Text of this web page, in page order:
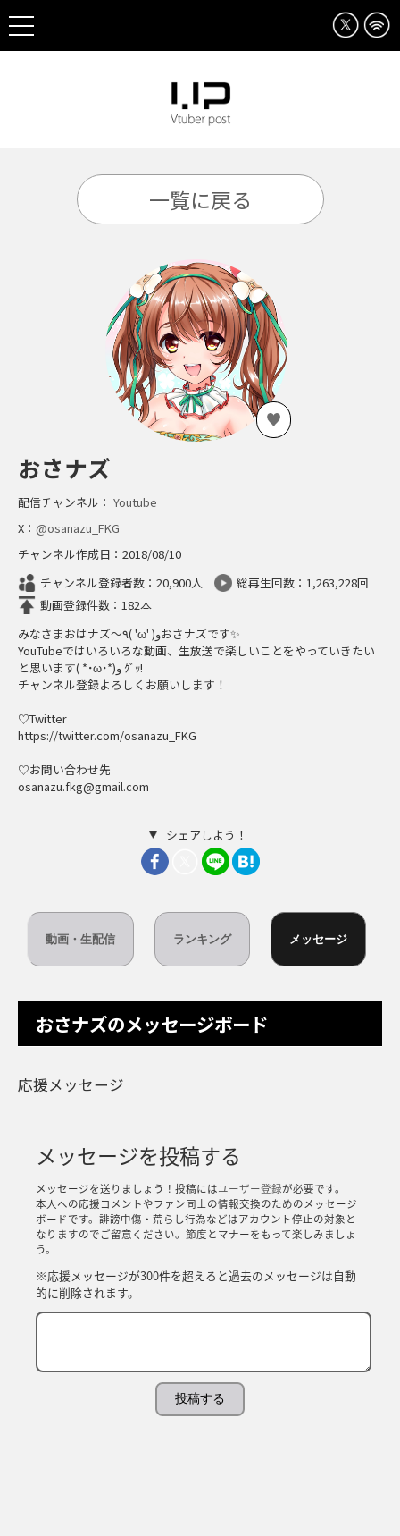
一覧に戻る
おさナズ
配信チャンネル： Youtube
X： @osanazu_FKG
チャンネル作成日：2018/08/10
チャンネル登録者数：20,900人
総再生回数：1,263,228回
動画登録件数：182本
みなさまおはナズ～٩( 'ω' )وおさナズです✨
YouTubeではいろいろな動画、生放送で楽しいことをやっていきたい
と思います( *˙ω˙*)و ｸﾞｯ!
チャンネル登録よろしくお願いします！
♡Twitter
https://twitter.com/osanazu_FKG
♡お問い合わせ先
osanazu.fkg@gmail.com
シェアしよう！
動画・生配信 ランキング メッセージ
おさナズのメッセージボード
応援メッセージ